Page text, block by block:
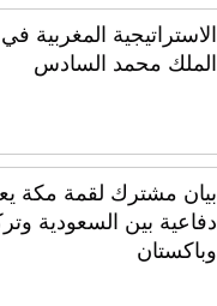
الاستراتيجية المغربية
الملك محمد السادس
بيان مشترك لقمة مكة
دفاعية بين السعودية
وباكستان